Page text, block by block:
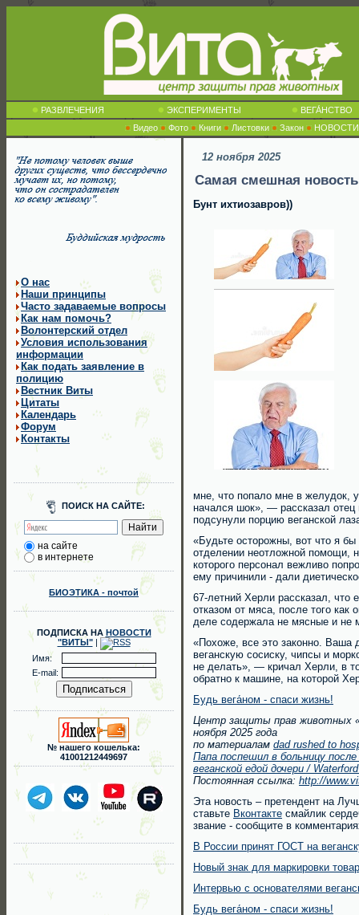
РАЗВЛЕЧЕНИЯ ЭКСПЕРИМЕНТЫ
ВЕГА́НСТВО
Видео
Фото Книги Листовки Закон НОВОСТИ
О нас
Наши принципы
Часто задаваемые вопросы
Как нам помочь?
Волонтерский отдел
Условия использования
информации
Как подать заявление в
полицию
Вестник Виты
Цитаты
Календарь
Форум
Контакты
ПОИСК НА САЙТЕ:
на сайте
в интернете
БИОЭТИКА - почтой
ПОДПИСКА НА НОВОСТИ
"ВИТЫ"|
Имя:
E-mail:
№ нашего кошелька:
41001212449697
12 ноября 2025
Самая смешная новость
Бунт ихтиозавров))
мне, что попало мне в желудок,
начался шок», — рассказал
подсунули порцию веганской
«Будьте осторожны, вот что я
отделении неотложной помощи,
которого персонал вежливо
ему причинили - дали
67-летний Херли рассказал, что
отказом от мяса, после того
деле содержала не мясные и не
«Похоже, все это законно. Ваша
веганскую сосиску, чипсы и
не делать», — кричал Херли, в
обратно к машине, на которой
Будь вега́ном - спаси жизнь!
Центр защиты прав животных
ноября 2025 года
по материалам dad rushed to
Папа поспешил в больницу
веганской едой дочери /
Постоянная ссылка: http://
Эта новость – претендент на
ставьте Вконтакте смайлик
звание - сообщите в
В России принят ГОСТ на
Новый знак для маркировки
Интервью с основателями
Будь вега́ном - спаси жизнь!